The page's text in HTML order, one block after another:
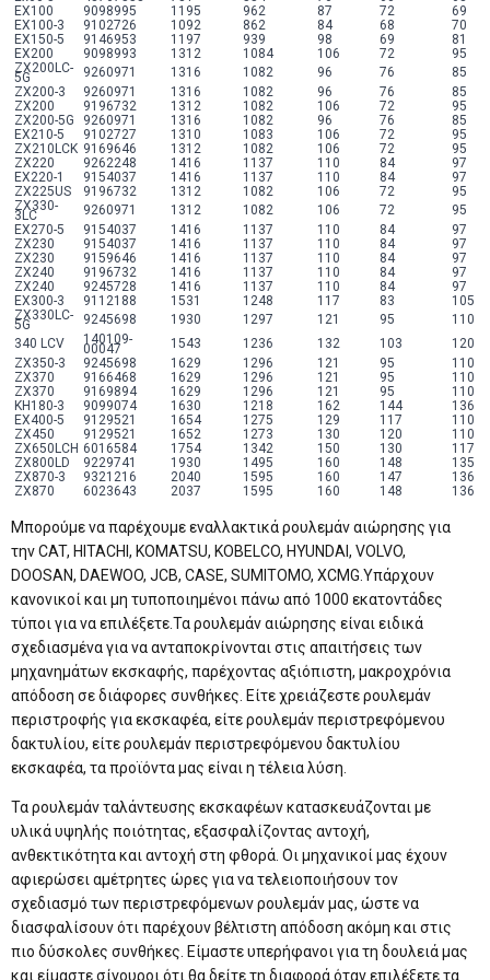
EX100
9098995 1195 962 87 72
69
EX100-3
9102726 1092 862 84 68
70
EX150-5
9146953 1197 939 98 69
81
EX200
9098993 1312 1084 106 72
95
ZX200LC-
5G 9260971 1316 1082 96 76
85
ZX200-3
9260971 1316 1082 96 76
85
ZX200
9196732 1312 1082 106 72
95
ZX200-5G
9260971 1316 1082 96 76
85
EX210-5
9102727 1310 1083 106 72
95
ZX210LCK 9169646 1312 1082 106 72
95
ZX220
9262248 1416 1137 110 84
97
EX220-1
9154037 1416 1137 110 84
97
ZX225US
9196732 1312 1082 106 72
95
ZX330-
3LC 9260971 1312 1082 106 72
95
EX270-5
9154037 1416 1137 110 84
97
ZX230
9154037 1416 1137 110 84
97
ZX230
9159646 1416 1137 110 84
97
ZX240
9196732 1416 1137 110 84
97
ZX240
9245728 1416 1137 110 84
97
EX300-3
9112188 1531 1248 117 83
105
ZX330LC-
5G 9245698 1930 1297 121 95
110
340 LCV
140109-
00047 1543 1236 132 103
120
ZX350-3
9245698 1629 1296 121 95
110
ZX370
9166468 1629 1296 121 95
110
ZX370
9169894 1629 1296 121 95
110
KH180-3
9099074 1630 1218 162 144
136
EX400-5
9129521 1654 1275 129 117
110
ZX450
9129521 1652 1273 130 120
110
ZX650LCH 6016584 1754 1342 150 130
117
ZX800LD
9229741 1930 1495 160 148
135
ZX870-3
9321216 2040 1595 160 147
136
ZX870
6023643 2037 1595 160 148 136
Μπορούμε να παρέχουμε εναλλακτικά ρουλεμάν αιώρησης για
την CAT, HITACHI, KOMATSU, KOBELCO, HYUNDAI, VOLVO,
DOOSAN, DAEWOO, JCB, CASE, SUMITOMO, XCMG.Υπάρχουν
κανονικοί και μη τυποποιημένοι πάνω από 1000 εκατοντάδες
τύποι για να επιλέξετε.Τα ρουλεμάν αιώρησης είναι ειδικά
σχεδιασμένα για να ανταποκρίνονται στις απαιτήσεις των
μηχανημάτων εκσκαφής, παρέχοντας αξιόπιστη, μακροχρόνια
απόδοση σε διάφορες συνθήκες. Είτε χρειάζεστε ρουλεμάν
περιστροφής για εκσκαφέα, είτε ρουλεμάν περιστρεφόμενου
δακτυλίου, είτε ρουλεμάν περιστρεφόμενου δακτυλίου
εκσκαφέα, τα προϊόντα μας είναι η τέλεια λύση.
Τα ρουλεμάν ταλάντευσης εκσκαφέων κατασκευάζονται με
υλικά υψηλής ποιότητας, εξασφαλίζοντας αντοχή,
ανθεκτικότητα και αντοχή στη φθορά. Οι μηχανικοί μας έχουν
αφιερώσει αμέτρητες ώρες για να τελειοποιήσουν τον
σχεδιασμό των περιστρεφόμενων ρουλεμάν μας, ώστε να
διασφαλίσουν ότι παρέχουν βέλτιστη απόδοση ακόμη και στις
πιο δύσκολες συνθήκες. Είμαστε υπερήφανοι για τη δουλειά μας
και είμαστε σίγουροι ότι θα δείτε τη διαφορά όταν επιλέξετε τα